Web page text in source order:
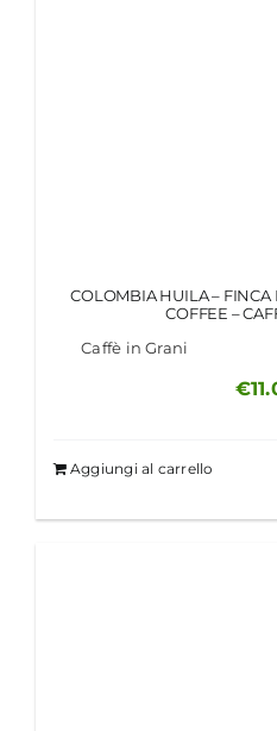
COLOMBIA HUILA – FINCA
COFFEE –
Caffè in Grani
€
Aggiungi al carrello